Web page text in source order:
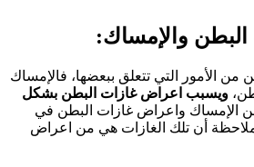
من الأمور التي تتعلق ببعضها، فالإمساك
ويسبب اعراض غازات البطن بشكل
الإمساك واعراض غازات البطن في
أن تلك الغازات هي من اعراض